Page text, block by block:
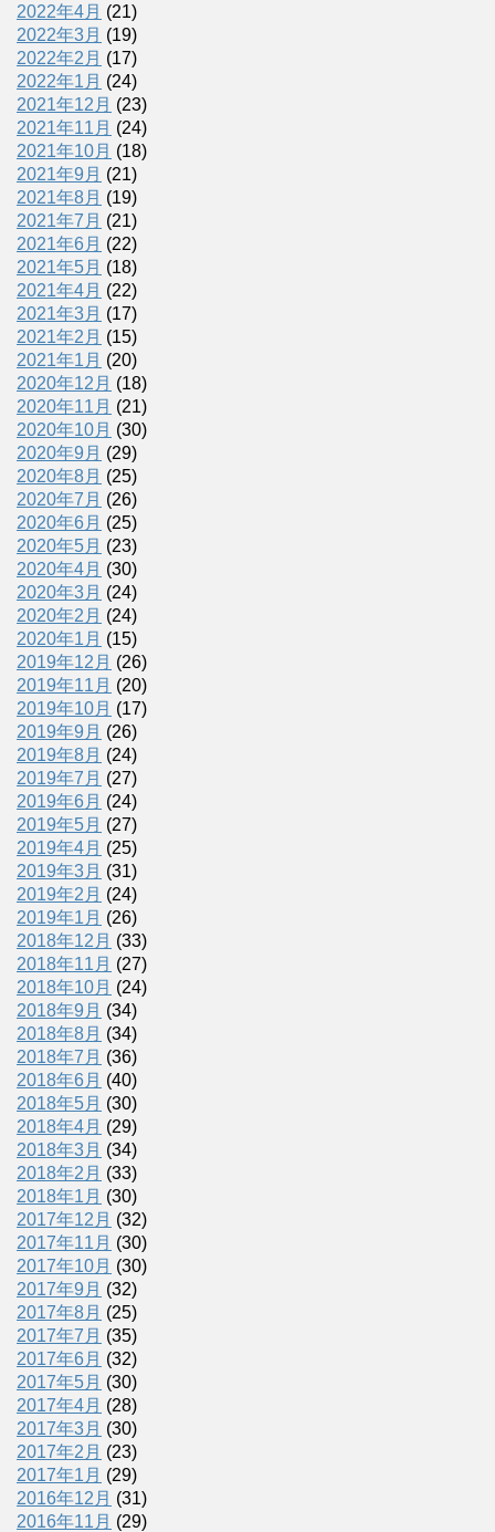
2022年4月 (21)
2022年3月 (19)
2022年2月 (17)
2022年1月 (24)
2021年12月 (23)
2021年11月 (24)
2021年10月 (18)
2021年9月 (21)
2021年8月 (19)
2021年7月 (21)
2021年6月 (22)
2021年5月 (18)
2021年4月 (22)
2021年3月 (17)
2021年2月 (15)
2021年1月 (20)
2020年12月 (18)
2020年11月 (21)
2020年10月 (30)
2020年9月 (29)
2020年8月 (25)
2020年7月 (26)
2020年6月 (25)
2020年5月 (23)
2020年4月 (30)
2020年3月 (24)
2020年2月 (24)
2020年1月 (15)
2019年12月 (26)
2019年11月 (20)
2019年10月 (17)
2019年9月 (26)
2019年8月 (24)
2019年7月 (27)
2019年6月 (24)
2019年5月 (27)
2019年4月 (25)
2019年3月 (31)
2019年2月 (24)
2019年1月 (26)
2018年12月 (33)
2018年11月 (27)
2018年10月 (24)
2018年9月 (34)
2018年8月 (34)
2018年7月 (36)
2018年6月 (40)
2018年5月 (30)
2018年4月 (29)
2018年3月 (34)
2018年2月 (33)
2018年1月 (30)
2017年12月 (32)
2017年11月 (30)
2017年10月 (30)
2017年9月 (32)
2017年8月 (25)
2017年7月 (35)
2017年6月 (32)
2017年5月 (30)
2017年4月 (28)
2017年3月 (30)
2017年2月 (23)
2017年1月 (29)
2016年12月 (31)
2016年11月 (29)